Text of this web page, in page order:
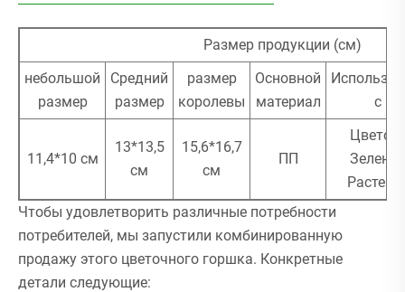
Размер продукции (см)
небольшой
размер
Средний
размер
размер
королевы
Основной
материал
с
11,4*10 см
13*13,5
см
15,6*16,7
см
ПП
Цветок/
Зеленое
Чтобы удовлетворить различные потребности
потребителей, мы запустили комбинированную
продажу этого цветочного горшка. Конкретные
детали следующие: